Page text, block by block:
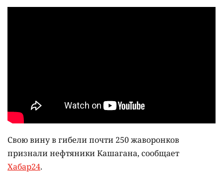
Свою вину в гибели почти 250 жаворонков
признали нефтяники Кашагана, сообщает
Хабар24.